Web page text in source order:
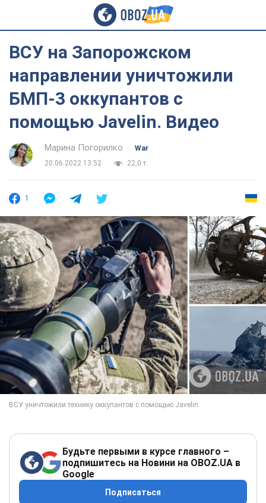
ВСУ на Запорожском
направлении уничтожили
БМП-3 оккупантов с
помощью Javelin. Видео
Марина Погорилко
War
20.06.2022 13:52
22,0 т.
1
Будьте первыми в курсе главного –
подпишитесь на Новини на OBOZ.UA в
Google
Подписаться